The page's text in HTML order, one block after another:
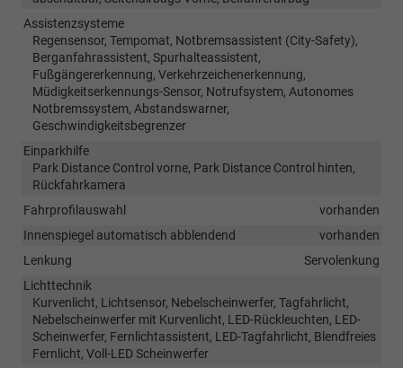
Assistenzsysteme
Regensensor, Tempomat, Notbremsassistent (City-Safety),
Berganfahrassistent, Spurhalteassistent,
Fußgängererkennung, Verkehrzeichenerkennung,
Müdigkeitserkennungs-Sensor, Notrufsystem, Autonomes
Notbremssystem, Abstandswarner,
Geschwindigkeitsbegrenzer
Einparkhilfe
Park Distance Control vorne, Park Distance Control hinten,
Rückfahrkamera
Fahrprofilauswahl
vorhanden
Innenspiegel automatisch abblendend
vorhanden
Lenkung
Servolenkung
Lichttechnik
Kurvenlicht, Lichtsensor, Nebelscheinwerfer, Tagfahrlicht,
Nebelscheinwerfer mit Kurvenlicht, LED-Rückleuchten, LED-
Scheinwerfer, Fernlichtassistent, LED-Tagfahrlicht, Blendfreies
Fernlicht, Voll-LED Scheinwerfer